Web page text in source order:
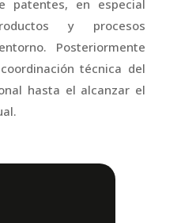
patentes, en especial
y procesos
Posteriormente
técnica del
hasta el alcanzar el